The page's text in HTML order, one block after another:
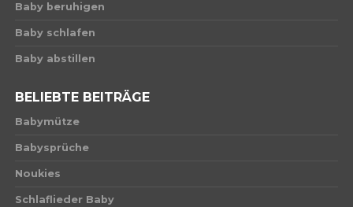
Baby beruhigen
Baby schlafen
Baby abstillen
BELIEBTE BEITRÄGE
Babymütze
Babysprüche
Noukies
Schlaflieder Baby